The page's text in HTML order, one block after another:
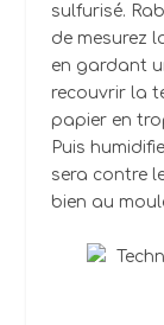
sulfurisé.
de mesurez
en gardant
recouvrir la
papier en
Puis
sera contre
bien au